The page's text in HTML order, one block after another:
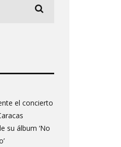
el concierto
su álbum ‘No